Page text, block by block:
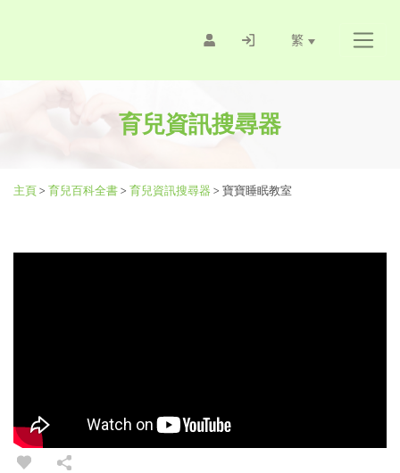
繁
育兒資訊搜尋器
主頁> 育兒百科全書> 育兒資訊搜尋器 > 寶寶睡眠教室